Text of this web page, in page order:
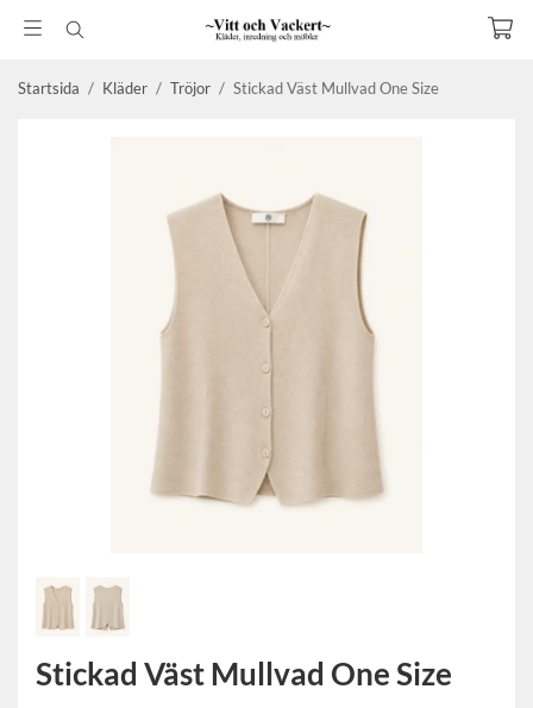
Startsida / Kläder / Tröjor / Stickad Väst Mullvad One Size
Stickad Väst Mullvad One Size